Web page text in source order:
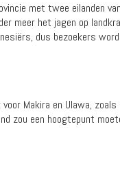
met twee eilanden
meer het jagen op
dus bezoekers
Makira en Ulawa, zoals
zou een hoogtepunt